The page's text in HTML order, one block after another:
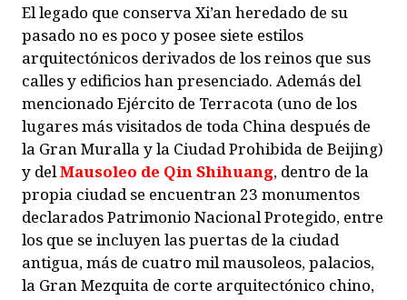
El legado que conserva Xi’an heredado de su
pasado no es poco y posee siete estilos
arquitectónicos derivados de los reinos que sus
calles y edificios han presenciado. Además del
mencionado Ejército de Terracota (uno de los
lugares más visitados de toda China después de
la Gran Muralla y la Ciudad Prohibida de Beijing)
y delMausoleo de Qin Shihuang, dentro de la
propia ciudad se encuentran 23 monumentos
declarados Patrimonio Nacional Protegido, entre
los que se incluyen las puertas de la ciudad
antigua, más de cuatro mil mausoleos, palacios,
la Gran Mezquita de corte arquitectónico chino,